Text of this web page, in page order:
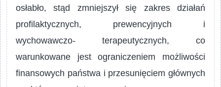
osłabło, stąd zmniejszył się zakres działań
profilaktycznych, prewencyjnych i
wychowawczo- terapeutycznych, co
warunkowane jest ograniczeniem możliwości
finansowych państwa i przesunięciem głównych